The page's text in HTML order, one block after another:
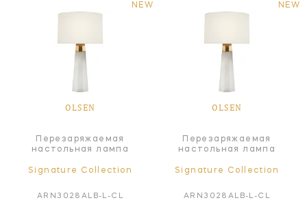
NEW
OLSEN
Перезаряжаемая
настольная лампа
Signature Collection
ARN3028ALB-L-CL
NEW
OLSEN
Перезаряжаемая
настольная лампа
Signature Collection
ARN3028ALB-L-CL